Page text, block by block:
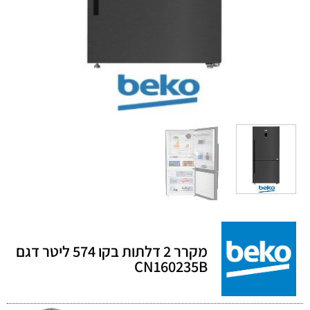
מקרר 2 דלתות בקו 574 ליטר דגם
CN160235B